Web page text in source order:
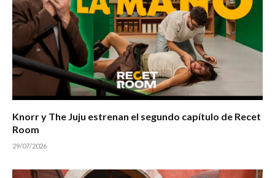
Knorr y The Juju estrenan el segundo capítulo de Recet
Room
29/07/2026